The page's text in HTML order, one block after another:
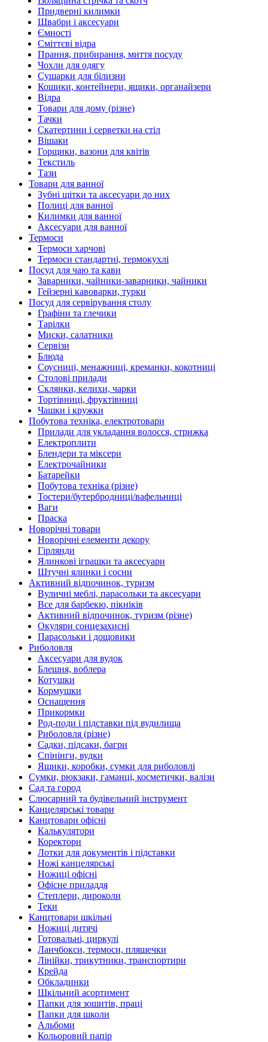
Придверні килимки
Швабри і аксесуари
Ємності
Сміттєві відра
Прання, прибирання, миття посуду
Чохли для одягу
Сушарки для білизни
Кошики, контейнери, ящики, органайзери
Відра
Товари для дому (різне)
Тачки
Скатертини і серветки на стіл
Вішаки
Горщики, вазони для квітів
Текстиль
Тази
Товари для ванної
Зубні щітки та аксесуари до них
Полиці для ванної
Килимки для ванної
Аксесуари для ванної
Термоси
Термоси харчові
Термоси стандартні, термокухлі
Посуд для чаю та кави
Заварники, чайники-заварники, чайники
Гейзерні кавоварки, турки
Посуд для сервірування столу
Графіни та глечики
Тарілки
Миски, салатники
Сервізи
Блюда
Соусниці, менажниці, креманки, кокотниці
Столові прилади
Склянки, келихи, чарки
Тортівниці, фруктівниці
Чашки і кружки
Побутова техніка, електротовари
Прилади для укладання волосся, стрижка
Електроплити
Блендери та міксери
Електрочайники
Батарейки
Побутова техніка (різне)
Тостери/бутербродниці/вафельниці
Ваги
Праска
Новорічні товари
Новорічні елементи декору
Гірлянди
Ялинкові іграшки та аксесуари
Штучні ялинки і сосни
Активний відпочинок, туризм
Вуличні меблі, парасольки та аксесуари
Все для барбекю, пікніків
Активний відпочинок, туризм (різне)
Окуляри сонцезахисні
Парасольки і дощовики
Риболовля
Аксесуари для вудок
Блешня, воблера
Котушки
Кормушки
Оснащення
Прикормки
Род-поди і підставки під вудилища
Риболовля (різне)
Садки, підсаки, багри
Спінінги, вудки
Ящики, коробки, сумки для риболовлі
Сумки, рюкзаки, гаманці, косметички, валізи
Сад та город
Слюсарний та будівельний інструмент
Канцелярські товари
Канцтовари офісні
Калькулятори
Коректори
Лотки для документів і підставки
Ножі канцелярські
Ножиці офісні
Офісне приладдя
Степлери, дироколи
Теки
Канцтовари шкільні
Ножиці дитячі
Готовальні, циркулі
Ланчбокси, термоси, пляшечки
Лінійки, трикутники, транспортири
Крейда
Обкладинки
Шкільний асортимент
Папки для зошитів, праці
Папки для школи
Альбоми
Кольоровий папір